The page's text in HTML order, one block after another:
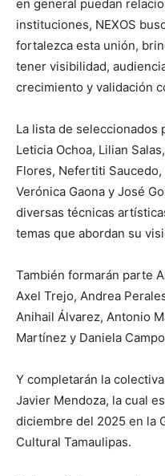
en general puedan
instituciones, NEXOS
fortalezca esta unión,
tener visibilidad,
crecimiento y validación
La lista de seleccionados
Leticia Ochoa, Lilian
Flores, Nefertiti Saucedo,
Verónica Gaona y José
diversas técnicas
temas que abordan su
También formarán parte
Axel Trejo, Andrea
Anihail Álvarez, Antonio
Martínez y Daniela
Y completarán la
Javier Mendoza, la cual
diciembre del 2025 en la
Cultural Tamaulipas.